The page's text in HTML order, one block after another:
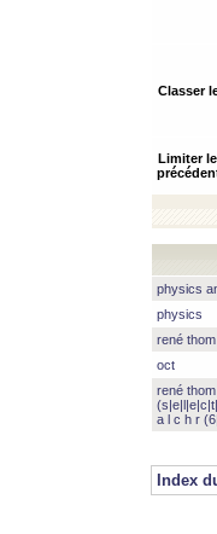
Classer
Limiter
physics
physics
rené thom
oct
rené
a l c h r
Index